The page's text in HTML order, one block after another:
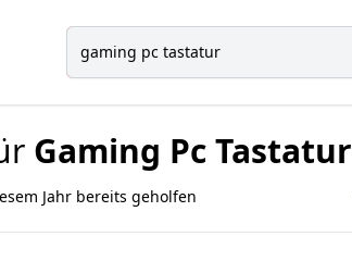
Gaming Pc Tastatur
Jahr bereits geholfen